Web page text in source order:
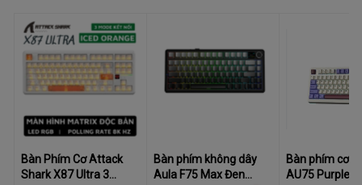
Bàn Phím Cơ Attack
Shark X87 Ultra 3
Bàn phím không dây
Aula F75 Max Đen
Bàn phím cơ
AU75 Purple